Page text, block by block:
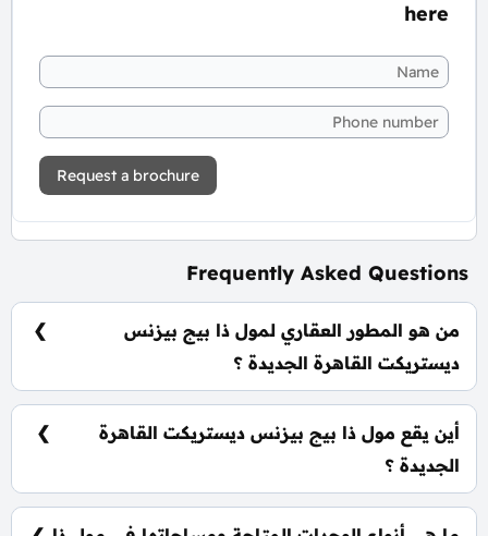
here
Request a brochure
Frequently Asked Questions
من هو المطور العقاري لمول ذا بيج بيزنس
ديستريكت القاهرة الجديدة ؟
شركة رؤية جروب للتطوير العقاري Roya
Developments.
أين يقع مول ذا بيج بيزنس ديستريكت القاهرة
الجديدة ؟
يقع مول ذا بيج بيزنس ديستريكت القاهرة الجديدة في
قلب منطقة التجمع الخامس.